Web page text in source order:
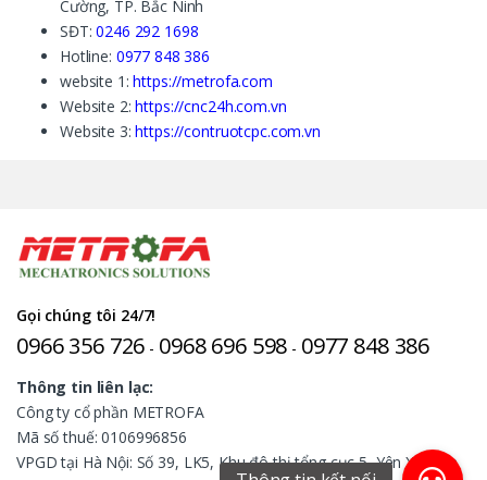
Cường, TP. Bắc Ninh
SĐT:0246 292 1698
Hotline: 0977 848 386
website 1:https://metrofa.com
Website 2:https://cnc24h.com.vn
Website 3:https://contruotcpc.com.vn
Gọi chúng tôi 24/7!
0966 356 726 - 0968 696 598 - 0977 848 386
Thông tin liên lạc:
Công ty cổ phần METROFA
Mã số thuế: 0106996856
VPGD tại Hà Nội: Số 39, LK5, Khu đô thị tổng cục 5, Yên Xá, Tân